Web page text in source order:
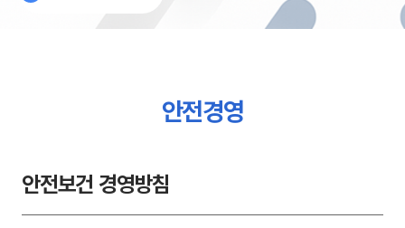
안전경영
안전보건 경영방침